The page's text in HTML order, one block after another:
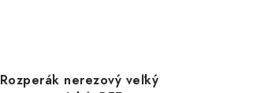
Rozperák nerezový veľký